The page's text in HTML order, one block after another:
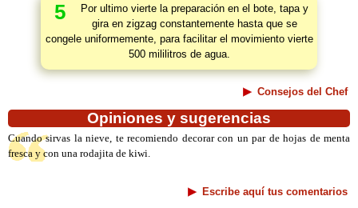
5
Por ultimo vierte la preparación en el bote, tapa y
gira en zigzag constantemente hasta que se
congele uniformemente, para facilitar el movimiento vierte
500 mililitros de agua.
Consejos del Chef
Opiniones y sugerencias
Cuando sirvas la nieve, te recomiendo decorar con un par de hojas de menta
fresca y con una rodajita de kiwi.
Escribe aquí tus comentarios